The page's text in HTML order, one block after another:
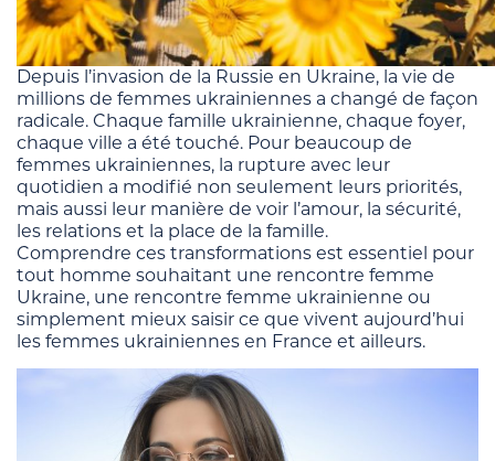
Depuis l’invasion de la Russie en Ukraine, la vie de
millions de femmes ukrainiennes a changé de façon
radicale. Chaque famille ukrainienne, chaque foyer,
chaque ville a été touché. Pour beaucoup de
femmes ukrainiennes, la rupture avec leur
quotidien a modifié non seulement leurs priorités,
mais aussi leur manière de voir l’amour, la sécurité,
les relations et la place de la famille.
Comprendre ces transformations est essentiel pour
tout homme souhaitant une rencontre femme
Ukraine, une rencontre femme ukrainienne ou
simplement mieux saisir ce que vivent aujourd’hui
les femmes ukrainiennes en France et ailleurs.